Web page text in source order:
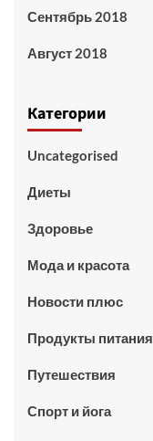
Сентябрь 2018
Август 2018
Категории
Uncategorised
Диеты
Здоровье
Мода и красота
Новости плюс
Продукты питания
Путешествия
Спорт и йога